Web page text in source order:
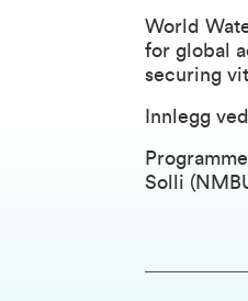
World
for global
securing
Innlegg
Solli